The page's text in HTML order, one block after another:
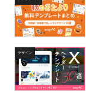
デザイン